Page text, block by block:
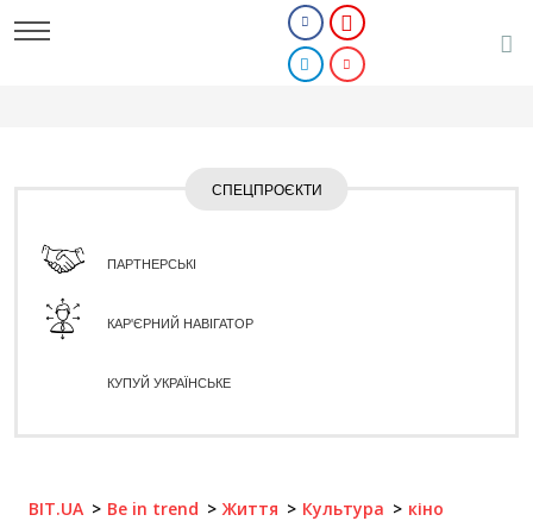
СПЕЦПРОЄКТИ
ПАРТНЕРСЬКІ
КАР'ЄРНИЙ НАВІГАТОР
КУПУЙ УКРАЇНСЬКЕ
BIT.UA Be in trend Життя Культура кіно